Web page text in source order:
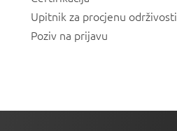
Upitnik za procjenu održivosti
Poziv na prijavu